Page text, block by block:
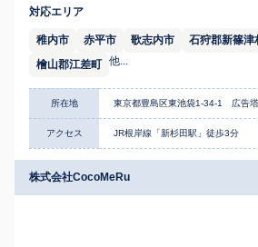
対応エリア
稚内市 赤平市 歌志内市 石狩郡新篠津
檜山郡江差町 他...
所在地 東京都豊島区東池袋1-34-1 広告
アクセス JR根岸線「新杉田駅」徒歩3分
株式会社CocoMeRu